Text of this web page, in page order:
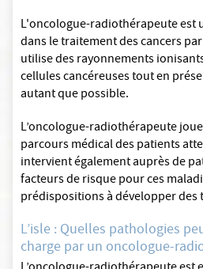
L'oncologue-radiothérapeute est
dans le traitement des cancers
utilise des rayonnements
cellules cancéreuses tout en
autant que possible.
L’oncologue-radiothérapeute
parcours médical des patients
intervient également auprès de
facteurs de risque pour ces
prédispositions à développer des
L’isle : Quelles pathologies
charge par un oncologue-